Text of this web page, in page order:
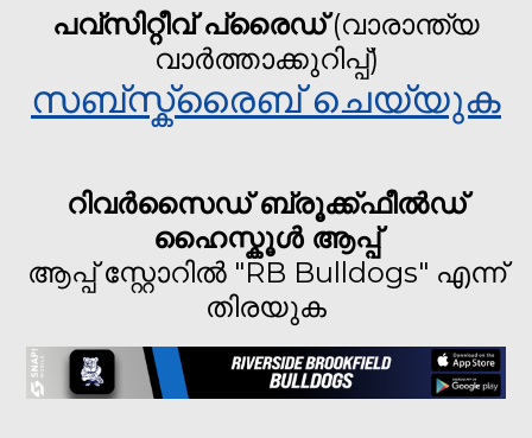
പവ്‌സിറ്റീവ് പ്രൈഡ്(വാരാന്ത്യ
വാർത്താക്കുറിപ്പ്)
സബ്സ്ക്രൈബ് ചെയ്യുക
റിവർസൈഡ് ബ്രൂക്ക്ഫീൽഡ്
ഹൈസ്കൂൾ ആപ്പ്
ആപ്പ് സ്റ്റോറിൽ "RB Bulldogs" എന്ന്
തിരയുക